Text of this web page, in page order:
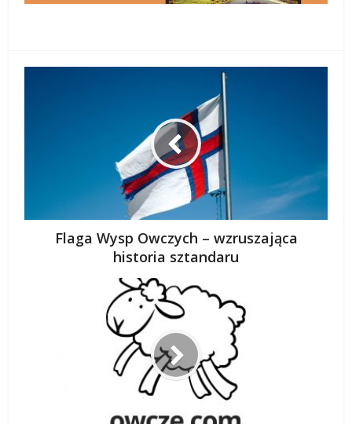
Flaga Wysp Owczych – wzruszająca
historia sztandaru